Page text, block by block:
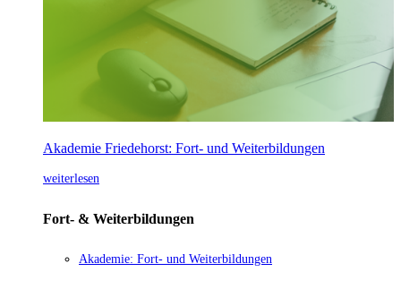
Akademie Friedehorst: Fort- und Weiterbildungen
weiterlesen
Fort- & Weiterbildungen
Akademie: Fort- und Weiterbildungen